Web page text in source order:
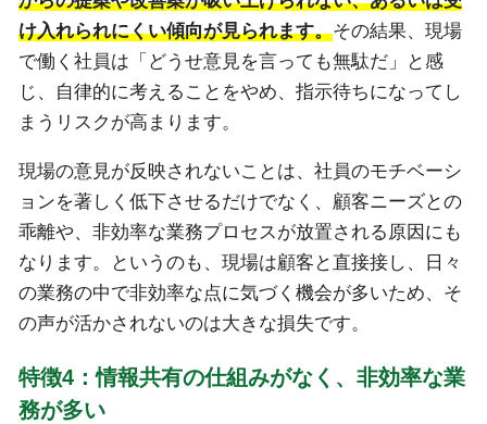
け入れられにくい傾向が見られます。その結果、現場
で働く社員は「どうせ意見を言っても無駄だ」と感
じ、自律的に考えることをやめ、指示待ちになってし
まうリスクが高まります。
現場の意見が反映されないことは、社員のモチベーシ
ョンを著しく低下させるだけでなく、顧客ニーズとの
乖離や、非効率な業務プロセスが放置される原因にも
なります。というのも、現場は顧客と直接接し、日々
の業務の中で非効率な点に気づく機会が多いため、そ
の声が活かされないのは大きな損失です。
特徴4：情報共有の仕組みがなく、非効率な業
務が多い